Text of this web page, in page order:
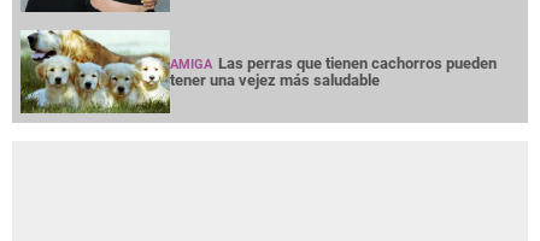
AMIGA Las perras que tienen cachorros pueden
tener una vejez más saludable